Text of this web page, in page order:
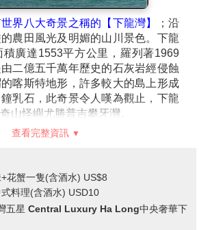
磚頂的小水榭，稱為水上神亭，用
面，操縱木偶的人就躲在竹簾後，
的一端，另一端由人操作。這項自
出現的藝術表演，源自於湖泊、池
一帶，當時據說是一種向皇帝祝壽
漸流傳民間、從北越傳到全國，十
，並且以多樣化的劇目吸引觀眾，
徵著童年、歡樂與傳統文化；隨著
光客的面前，一齣齣扣人心弦的劇
節目。
世界八大奇景之稱的【下龍灣】
；沿
農田風光及明媚的山川景色。下龍
廣達1553平方公里，羅列著1969
二億五千萬年歷史的石灰岩經侵蝕
喀斯特地形，許多較大的島上形成
乳石，此奇景令人嘆為觀止，下龍
山怪嶼尤勝普吉攀牙灣。
搭乘【下龍灣VIP遊船】
人士專用之旅遊船，更讓您能夠體
不同的高貴享受。隸屬廣寧省的下
平方公里，羅列著 1969個島嶼。下
哩的海面上，散落著千餘座獨立島
奇觀，又名『海上桂林』自然氣勢
查看完整資訊
花蟹一隻(含酒水) US$8
料理(含酒水) USD10
五星 Central Luxury Ha Long中央奢華下